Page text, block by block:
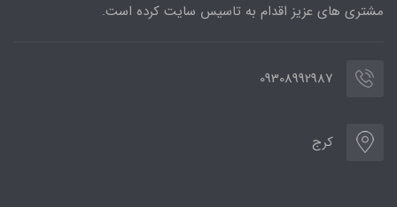
مشتری های عزیز اقدام به تاسیس سایت کرده است.
09308992987
کرج